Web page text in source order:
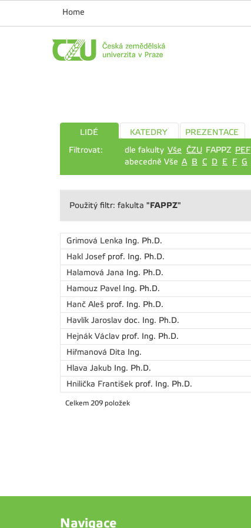
Home
LIDÉ KATEDRY
PREZENTACE
Filtrovat:
dle fakulty Vše ČZU FAPPZ PEF
abecedně Vše A B C D E F G
Použitý filtr: fakulta "FAPPZ"
Grimová Lenka Ing. Ph.D.
Hakl Josef prof. Ing. Ph.D.
Halamová Jana Ing. Ph.D.
Hamouz Pavel Ing. Ph.D.
Hanč Aleš prof. Ing. Ph.D.
Havlík Jaroslav doc. Ing. Ph.D.
Hejnák Václav prof. Ing. Ph.D.
Hiřmanová Dita Ing.
Hlava Jakub Ing. Ph.D.
Hnilička František prof. Ing. Ph.D.
Celkem 209 položek
Navigace